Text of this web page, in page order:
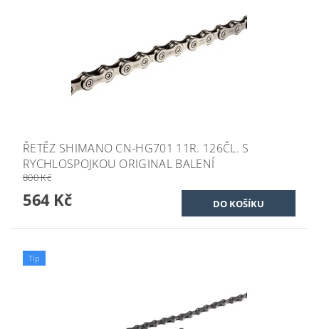
ŘETĚZ SHIMANO CN-HG701 11R. 126ČL. S
RYCHLOSPOJKOU ORIGINAL BALENÍ
800 Kč
564 Kč
Tip